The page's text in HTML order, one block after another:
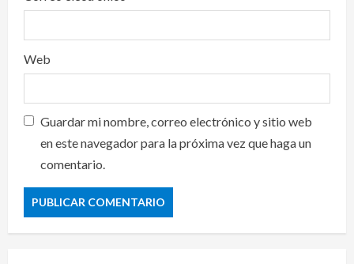
Web
Guardar mi nombre, correo electrónico y sitio web
en este navegador para la próxima vez que haga un
comentario.